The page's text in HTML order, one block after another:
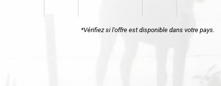
*Vérifiez si l'offre est disponible dans votre pays.